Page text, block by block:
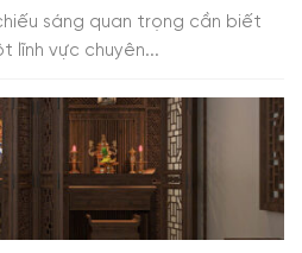
sáng quan trọng cần biết
lĩnh vực chuyên...